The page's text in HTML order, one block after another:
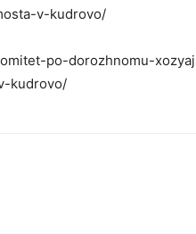
v-kudrovo/
po-dorozhnomu-
kudrovo/